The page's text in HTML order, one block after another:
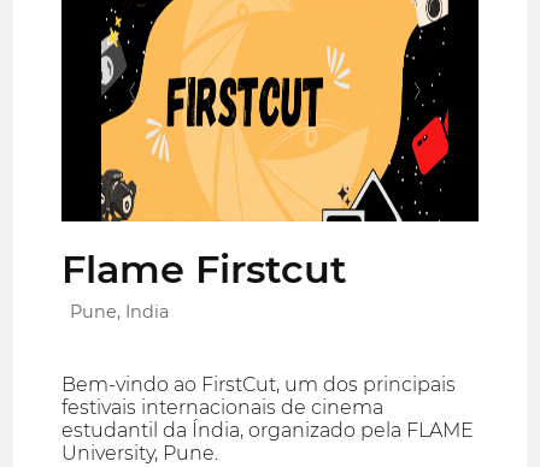
Flame Firstcut
Pune, India
Bem-vindo ao FirstCut, um dos principais
festivais internacionais de cinema
estudantil da Índia, organizado pela FLAME
University, Pune.